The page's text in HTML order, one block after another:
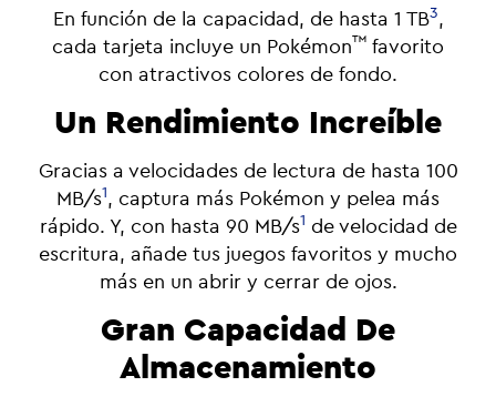
En función de la capacidad, de hasta 1 TB3,
cada tarjeta incluye un Pokémon™ favorito
con atractivos colores de fondo.
Un Rendimiento Increíble
Gracias a velocidades de lectura de hasta 100
MB/s1, captura más Pokémon y pelea más
rápido. Y, con hasta 90 MB/s1 de velocidad de
escritura, añade tus juegos favoritos y mucho
más en un abrir y cerrar de ojos.
Gran Capacidad De
Almacenamiento